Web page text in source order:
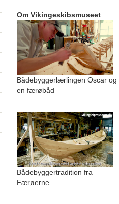
Om Vikingeskibsmuseet
Bådebyggerlærlingen Oscar og
en færøbåd
Bådebyggertradition fra
Færøerne